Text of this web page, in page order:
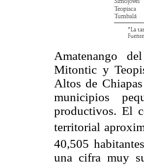
Amatenango
Mitontic y
Altos de
municipios
productivos. El
territorial
40,505
una cifra muy